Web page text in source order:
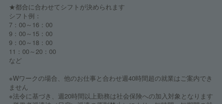
★都合に合わせてシフトが決められます
シフト例：
7：00～16：00
9：00～15：00
9：00～18：00
11：00～20：00
など
※Wワークの場合、他のお仕事と合わせ週40時間超の就業はご案内でき
ません
※法令に基づき、週20時間以上勤務は社会保険への加入対象となります